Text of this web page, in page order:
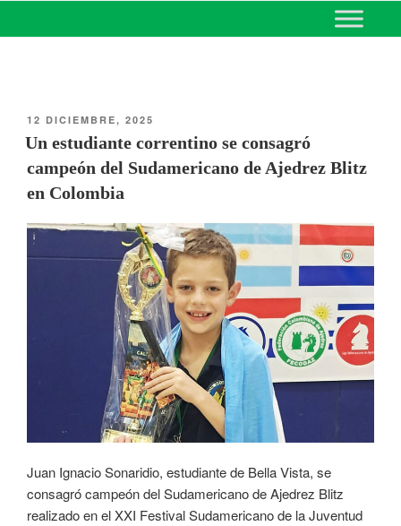
MINISTERIO DE EDUCACIÓN
DE CORRIENTES
12 DICIEMBRE, 2025
Un estudiante correntino se consagró
campeón del Sudamericano de Ajedrez Blitz
en Colombia
Juan Ignacio Sonaridio, estudiante de Bella Vista, se
consagró campeón del Sudamericano de Ajedrez Blitz
realizado en el XXI Festival Sudamericano de la Juventud